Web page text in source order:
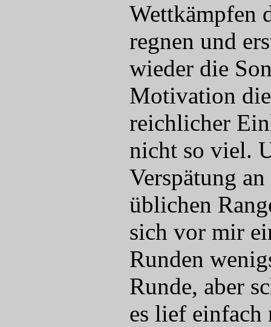
Wettkämpfen
regnen und
wieder die
Motivation
reichlicher
nicht so viel.
Verspätung
üblichen
sich vor mir
Runden
Runde, aber
es lief einfach